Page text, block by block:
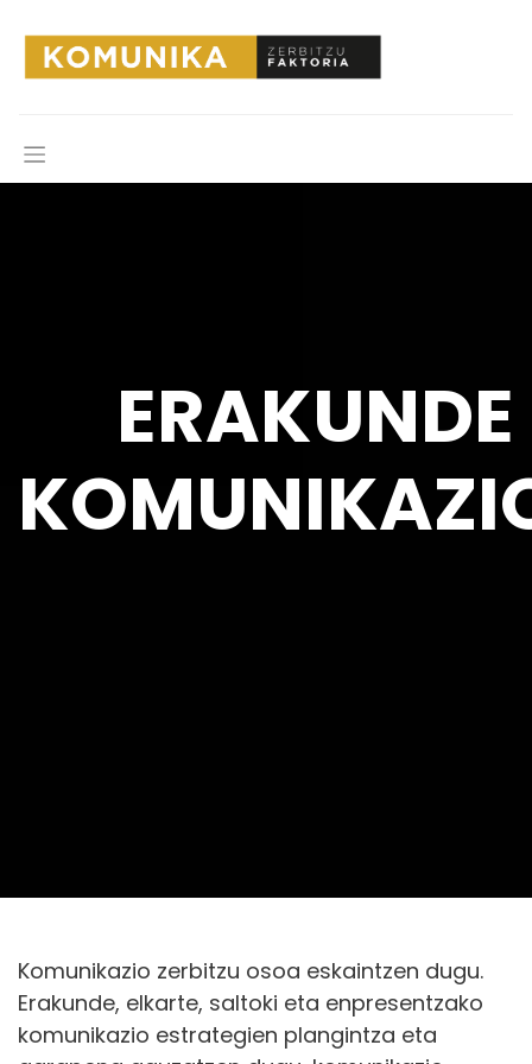
ERAKUNDE
Komunikazio zerbitzu osoa eskaintzen dugu.
Erakunde, elkarte, saltoki eta enpresentzako
komunikazio estrategien plangintza eta